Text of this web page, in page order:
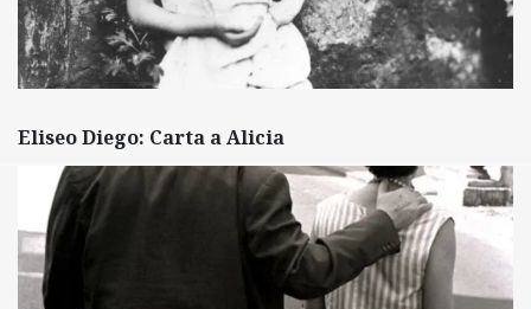
Eliseo Diego: Carta a Alicia